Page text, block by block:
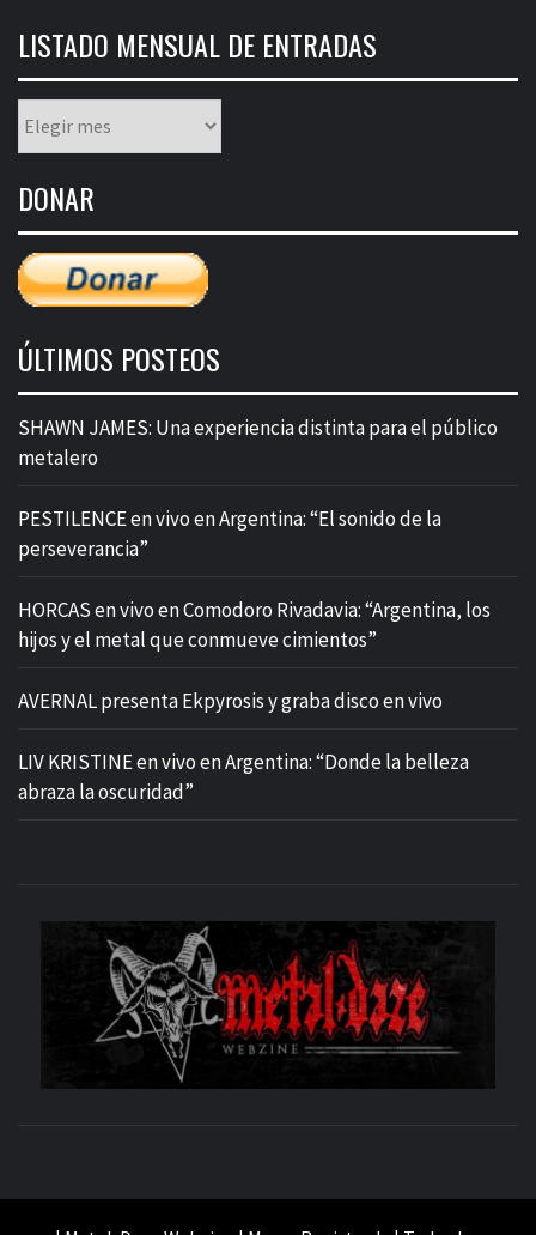
LISTADO MENSUAL DE ENTRADAS
mensual
entradas
DONAR
ÚLTIMOS POSTEOS
SHAWN JAMES: Una experiencia distinta para el público
metalero
PESTILENCE en vivo en Argentina: “El sonido de la
perseverancia”
HORCAS en vivo en Comodoro Rivadavia: “Argentina, los
hijos y el metal que conmueve cimientos”
AVERNAL presenta Ekpyrosis y graba disco en vivo
LIV KRISTINE en vivo en Argentina: “Donde la belleza
abraza la oscuridad”